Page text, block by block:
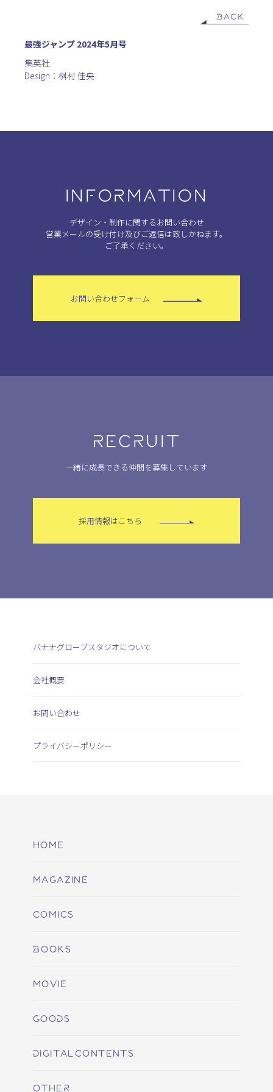
BACK
最強ジャンプ 2024年5月号
集英社
Design：桝村 佳央
INFORMATION
デザイン・制作に関するお問い合わせ
営業メールの受け付け及びご返信は致しかねます。
ご了承ください。
お問い合わせフォーム
RECRUIT
一緒に成長できる仲間を募集しています
採用情報はこちら
バナナグローブスタジオについて
会社概要
お問い合わせ
プライバシーポリシー
HOME
MAGAZINE
COMICS
BOOKS
MOVIE
GOODS
DIGITALCONTENTS
OTHER